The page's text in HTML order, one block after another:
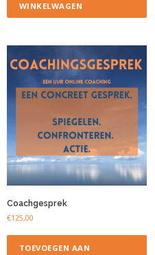
WINKELWAGEN
Coachgesprek
€125,00
TOEVOEGEN AAN